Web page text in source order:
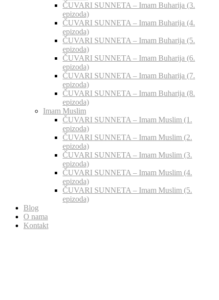
ČUVARI SUNNETA – Imam Buharija (3.
epizoda)
ČUVARI SUNNETA – Imam Buharija (4.
epizoda)
ČUVARI SUNNETA – Imam Buharija (5.
epizoda)
ČUVARI SUNNETA – Imam Buharija (6.
epizoda)
ČUVARI SUNNETA – Imam Buharija (7.
epizoda)
ČUVARI SUNNETA – Imam Buharija (8.
epizoda)
Imam Muslim
ČUVARI SUNNETA – Imam Muslim (1.
epizoda)
ČUVARI SUNNETA – Imam Muslim (2.
epizoda)
ČUVARI SUNNETA – Imam Muslim (3.
epizoda)
ČUVARI SUNNETA – Imam Muslim (4.
epizoda)
ČUVARI SUNNETA – Imam Muslim (5.
epizoda)
Blog
O nama
Kontakt